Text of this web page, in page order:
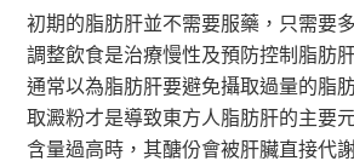
初期的脂肪肝並不需要服藥，只需要
調整飲食是治療慢性及預防控制脂肪
通常以為脂肪肝要避免攝取過量的脂
取澱粉才是導致東方人脂肪肝的主要
含量過高時，其醣份會被肝臟直接代